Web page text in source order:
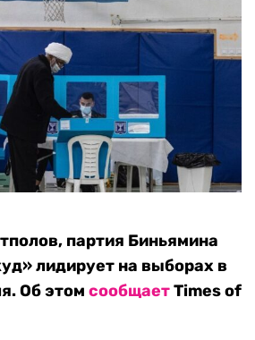
партия Биньямина
лидирует на выборах в
Об этом сообщаетTimes of